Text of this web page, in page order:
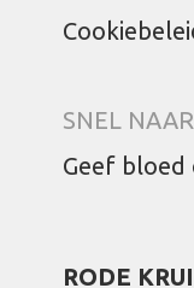
SNEL NAAR
Geef bloed
RODE